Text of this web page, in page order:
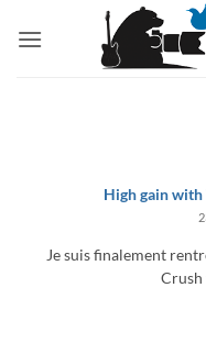
High gain
Je suis finalement
Crush